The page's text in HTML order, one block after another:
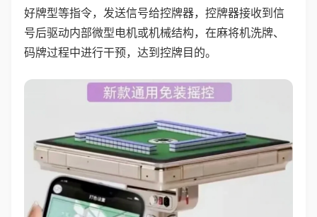
好牌型等指令，发送信号给控牌器，控牌器接收到信
号后驱动内部微型电机或机械结构，在麻将机洗牌、
码牌过程中进行干预，达到控牌目的。